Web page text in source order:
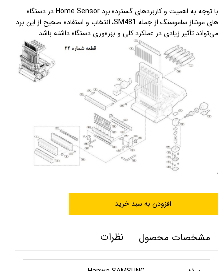
با توجه به اهمیت و کاربردهای گسترده برد Home Sensor در دستگاه
های مونتاز ساموسنگ از جمله SM481، انتخاب و استفاده صحیح از این برد
می‌تواند تأثیر زیادی در عملکرد کلی و بهره‌وری دستگاه داشته باشد.
افزودن به سبد خرید
مشخصات محصول نظرات